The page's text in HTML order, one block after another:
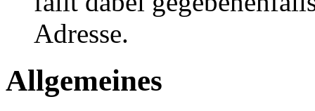
Adresse.
Allgemeines